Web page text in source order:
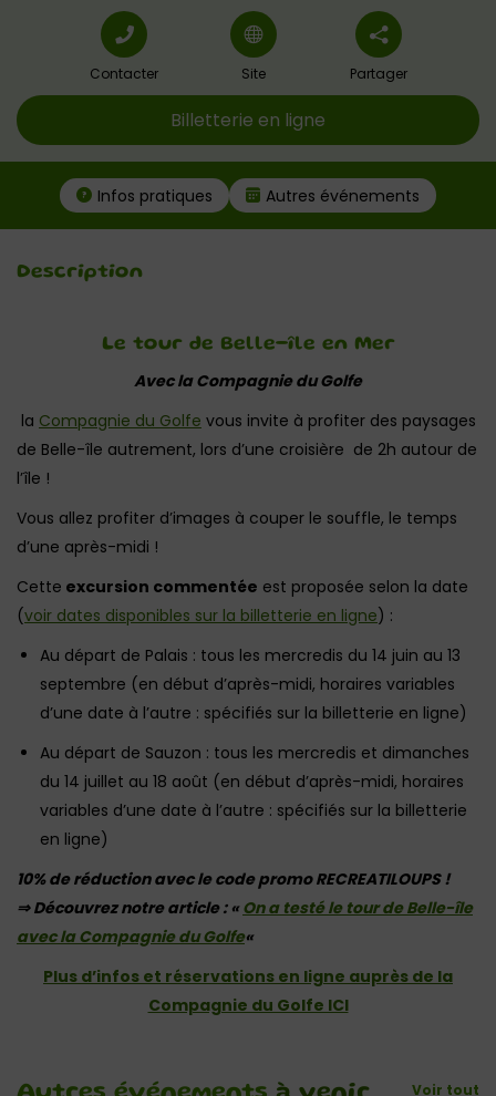
Contacter Site Partager
Billetterie en ligne
Infos pratiques Autres événements
Description
Le tour de Belle-île en Mer
Avec la Compagnie du Golfe
la Compagnie du Golfe vous invite à profiter des paysages
de Belle-île autrement, lors d’une croisière de 2h autour de
l’île !
Vous allez profiter d’images à couper le souffle, le temps
d’une après-midi !
Cette excursion commentée est proposée selon la date
(voir dates disponibles sur la billetterie en ligne) :
Au départ de Palais : tous les mercredis du 14 juin au 13
septembre (en début d’après-midi, horaires variables
d’une date à l’autre : spécifiés sur la billetterie en ligne)
Au départ de Sauzon : tous les mercredis et dimanches
du 14 juillet au 18 août (en début d’après-midi, horaires
variables d’une date à l’autre : spécifiés sur la billetterie
en ligne)
10% de réduction avec le code promo RECREATILOUPS !
⇒ Découvrez notre article : «On a testé le tour de Belle-île
avec la Compagnie du Golfe«
Plus d’infos et réservations en ligne auprès de la
Compagnie du Golfe ICI
Voir tout